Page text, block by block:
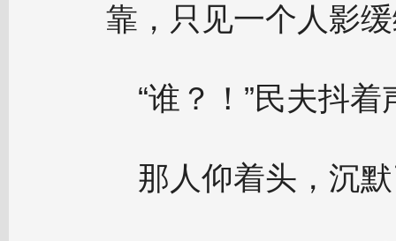
靠，只见一个人影
“谁？！”民夫抖
那人仰着头，沉